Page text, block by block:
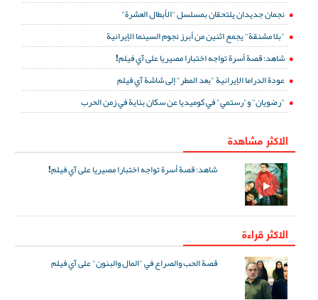
نجمان جديدان يلتحقان بمسلسل "الأبطال العشرة"
"بلا مشنقة" يجمع اثنين من أبرز نجوم السينما الإيرانية
شاهد: قصة أسرة تواجه اختبارا مصيريا على آي فيلم!
عودة الدراما الإيرانية "بعد المطر" إلى شاشة آي فيلم
"رضويان" و"رستمي" في كوميديا عن سكان بناية في زمن الحرب
الاكثر مشاهدة
شاهد: قصة أسرة تواجه اختبارا مصيريا على آي فيلم!
الاكثر قراءة
قصة الحب والصراع في "المال والبنون" على آي فيلم